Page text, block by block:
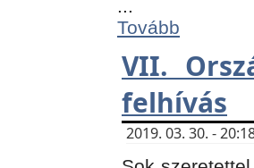
...
Tovább
VII.
felhívás
2019. 03. 30. -